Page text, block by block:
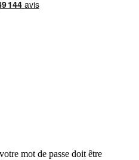
mot de passe doit être